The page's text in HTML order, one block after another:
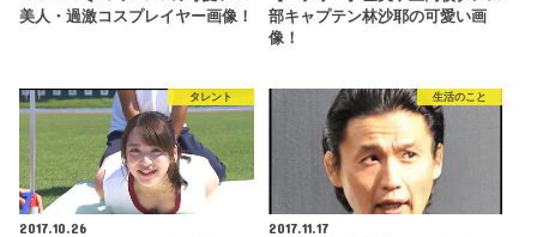
美人・過激コスプレイヤー画像！
部キャプテン林沙耶の可愛い画
像！
タレント
2017.10.26
生活のこと
2017.11.17